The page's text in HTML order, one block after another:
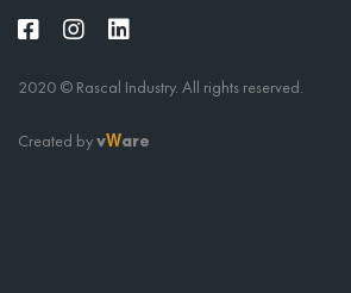
2020 © Rascal Industry. All rights reserved.
Created byvWare